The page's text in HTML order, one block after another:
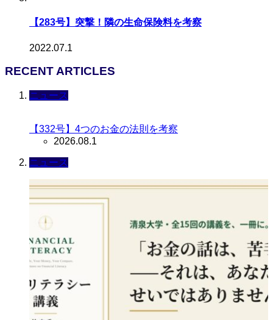
【283号】突撃！隣の生命保険料を考察
2022.07.1
RECENT ARTICLES
ニュース
【332号】4つのお金の法則を考察
2026.08.1
ニュース